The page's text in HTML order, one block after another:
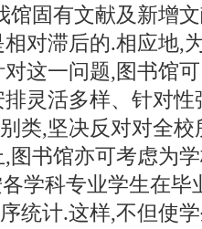
馆固有文献及新增
对滞后的.相应地,
这一问题,图书馆
灵活多样、针对
类,坚决反对对全
图书馆亦可考虑为
学科专业学生在
统计.这样,不但使